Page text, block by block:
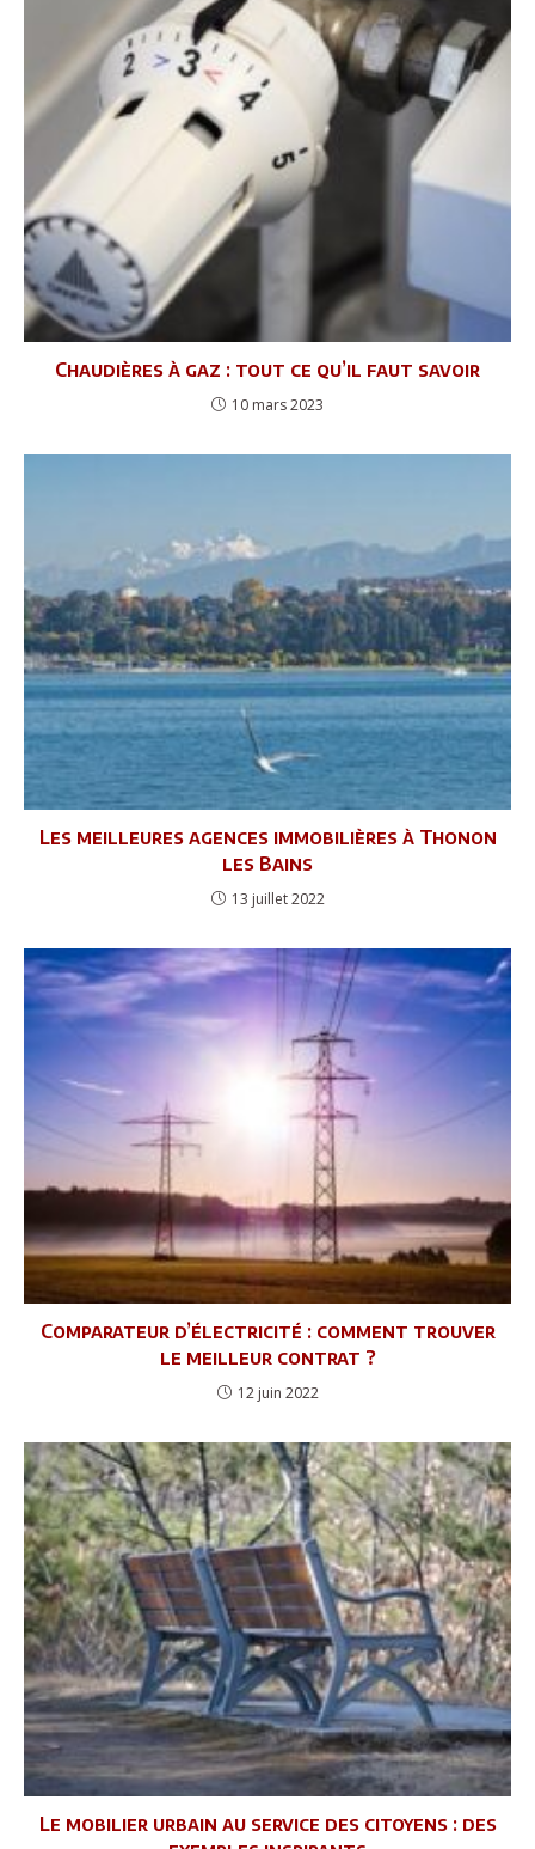
Chaudières à gaz : tout ce qu’il faut savoir
10 mars 2023
Les meilleures agences immobilières à Thonon
les Bains
13 juillet 2022
Comparateur d’électricité : comment trouver
le meilleur contrat ?
12 juin 2022
Le mobilier urbain au service des citoyens : des